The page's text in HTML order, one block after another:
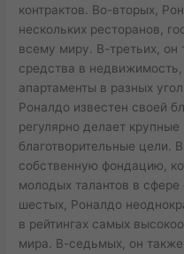
контрактов. Во-вторых,
нескольких ресторанов,
всему миру. В-третьих, он
средства в
апартаменты в разных
Роналдо известен своей
регулярно делает
благотворительные цели.
собственную фондацию,
молодых талантов в
шестых, Роналдо
в рейтингах самых
мира. В-седьмых, он также